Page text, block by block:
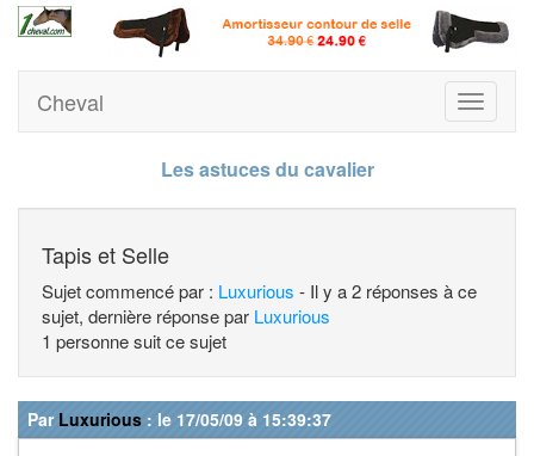
Toggle
Cheval
Les astuces du cavalier
Tapis et Selle
Sujet commencé par : Luxurious - Il y a 2 réponses à ce
sujet, dernière réponse par Luxurious
1 personne suit ce sujet
Par Luxurious : le 17/05/09 à 15:39:37